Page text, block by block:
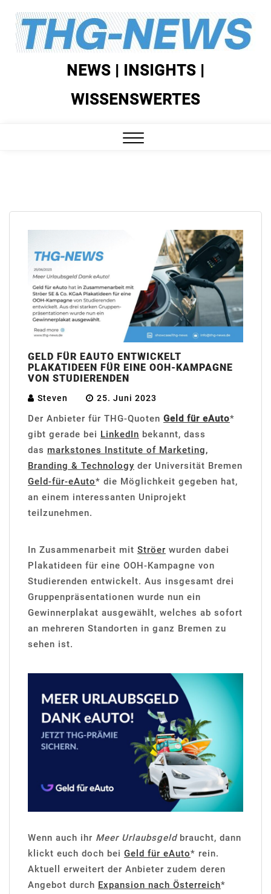
Skip
content
NEWS | INSIGHTS |
WISSENSWERTES
GELD FÜR EAUTO ENTWICKELT
PLAKATIDEEN FÜR EINE OOH-KAMPAGNE
VON STUDIERENDEN
Steven 25. Juni 2023
Der Anbieter für THG-Quoten Geld für eAuto*
gibt gerade bei LinkedIn bekannt, dass
das markstones Institute of Marketing,
Branding & Technology der Universität Bremen
Geld-für-eAuto* die Möglichkeit gegeben hat,
an einem interessanten Uniprojekt
teilzunehmen.
In Zusammenarbeit mit Ströer wurden dabei
Plakatideen für eine OOH-Kampagne von
Studierenden entwickelt. Aus insgesamt drei
Gruppenpräsentationen wurde nun ein
Gewinnerplakat ausgewählt, welches ab sofort
an mehreren Standorten in ganz Bremen zu
sehen ist.
Wenn auch ihr Meer Urlaubsgeldbraucht, dann
klickt euch doch bei Geld für eAuto* rein.
Aktuell erweitert der Anbieter zudem deren
Angebot durch Expansion nach Österreich*